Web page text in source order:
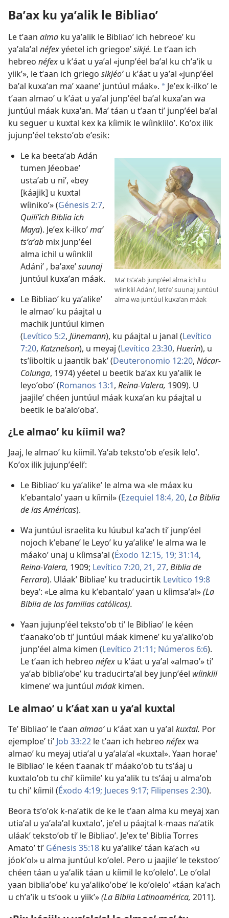
Baʼax ku yaʼalik le Bibliaoʼ
Le tʼaan alma ku yaʼalik le Bibliaoʼ ich hebreoeʼ ku
yaʼalaʼal néfexyéetel ich griegoeʼsikjé. Le tʼaan ich
hebreo néfex u kʼáat u yaʼal «junpʼéel baʼal ku chʼaʼik u
yiikʼ», le tʼaan ich griego sikjéoʼu kʼáat u yaʼal «junpʼéel
baʼal kuxaʼan maʼ xaaneʼ juntúul máak». a Jeʼex k-ilkoʼ le
tʼaan almaoʼ u kʼáat u yaʼal junpʼéel baʼal kuxaʼan wa
juntúul máak kuxaʼan. Maʼ táan u tʼaan tiʼ junpʼéel baʼal
ku seguer u kuxtal kex ka kíimik le wíinkliloʼ. Koʼox ilik
jujunpʼéel tekstoʼob eʼesik:
Maʼ tsʼaʼab junpʼéel alma ichil u
wíinklil Adániʼ, letiʼeʼ suunaj juntúul
alma wa juntúul kuxaʼan máak
Le ka beetaʼab Adán
tumen Jéeobaeʼ
ustaʼab u niʼ, «bey
[káajik] u kuxtal
wíinikoʼ» (Génesis 2:7,
Quiliʼich Biblia ich
Maya). Jeʼex k-ilkoʼmaʼ
tsʼaʼab mix junpʼéel
alma ichil u wíinklil
Adániʼ , baʼaxeʼsuunaj
juntúul kuxaʼan máak.
Le Bibliaoʼ ku yaʼalikeʼ
le almaoʼ ku páajtal u
machik juntúul kimen
(Levítico 5:2, Jünemann), ku páajtal u janal (Levítico
7:20, Katznelson), u meyaj (Levítico 23:30, Huerin), u
tsʼíiboltik u jaantik bakʼ (Deuteronomio 12:20, Nácar-
Colunga, 1974) yéetel u beetik baʼax ku yaʼalik le
leyoʼoboʼ (Romanos 13:1, Reina-Valera, 1909). U
jaajileʼ chéen juntúul máak kuxaʼan ku páajtal u
beetik le baʼaloʼobaʼ.
¿Le almaoʼ ku kíimil wa?
Jaaj, le almaoʼ ku kíimil. Yaʼab tekstoʼob eʼesik leloʼ.
Koʼox ilik jujunpʼéeliʼ:
Le Bibliaoʼ ku yaʼalikeʼ le alma wa «le máax ku
kʼebantaloʼ yaan u kíimil» (Ezequiel 18:4, 20, La Biblia
de las Américas).
Wa juntúul israelita ku lúubul kaʼach tiʼ junpʼéel
nojoch kʼebaneʼ le Leyoʼ ku yaʼalikeʼ le alma wa le
máakoʼ unaj u kíimsaʼal (Éxodo 12:15, 19; 31:14,
Reina-Valera, 1909; Levítico 7:20, 21, 27, Biblia de
Ferrara). Uláakʼ Bibliaeʼ ku traducirtik Levítico 19:8
beyaʼ: «Le alma ku kʼebantaloʼ yaan u kíimsaʼal»(La
Biblia de las familias católicas).
Yaan jujunpʼéel tekstoʼob tiʼ le Bibliaoʼ le kéen
tʼaanakoʼob tiʼ juntúul máak kimeneʼ ku yaʼalikoʼob
junpʼéel alma kimen (Levítico 21:11; Números 6:6).
Le tʼaan ich hebreo néfex u kʼáat u yaʼal «almaoʼ» tiʼ
yaʼab bibliaʼobeʼ ku traducirtaʼal bey junpʼéel wíinklil
kimeneʼ wa juntúul máak kimen.
Le almaoʼ u kʼáat xan u yaʼal kuxtal
Teʼ Bibliaoʼ le tʼaan almaoʼu kʼáat xan u yaʼal kuxtal. Por
ejemploeʼ tiʼ Job 33:22 le tʼaan ich hebreo néfexwa
almaoʼ ku meyaj utiaʼal u yaʼalaʼal «kuxtal». Yaan horaeʼ
le Bibliaoʼ le kéen tʼaanak tiʼ máakoʼob tu tsʼáaj u
kuxtaloʼob tu chiʼ kíimileʼ ku yaʼalik tu tsʼáaj u almaʼob
tu chiʼ kíimil (Éxodo 4:19; Jueces 9:17; Filipenses 2:30).
Beora tsʼoʼok k-naʼatik de ke le tʼaan alma ku meyaj xan
utiaʼal u yaʼalaʼal kuxtaloʼ, jeʼel u páajtal k-maas naʼatik
uláakʼ tekstoʼob tiʼ le Bibliaoʼ. Jeʼex teʼ Biblia Torres
Amatoʼ tiʼ Génesis 35:18 ku yaʼalikeʼ táan kaʼach «u
jóokʼol» u alma juntúul koʼolel. Pero u jaajileʼ le tekstooʼ
chéen táan u yaʼalik táan u kíimil le koʼoleloʼ. Le oʼolal
yaan bibliaʼobeʼ ku yaʼalikoʼobeʼ le koʼoleloʼ «táan kaʼach
u chʼaʼik u tsʼook u yiikʼ»(La Biblia Latinoamérica, 2011).